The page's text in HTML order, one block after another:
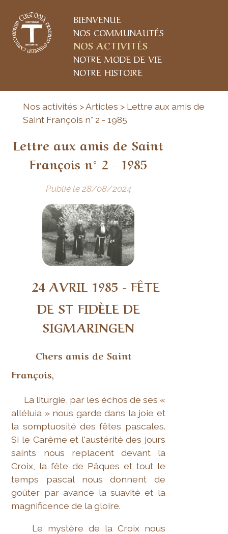
BIENVENUE
NOS COMMUNAUTÉS
NOS ACTIVITÉS
NOTRE MODE DE VIE
NOTRE HISTOIRE
Nos activités > Articles > Lettre aux amis de
Saint François n° 2 - 1985
Lettre aux amis de Saint
François n° 2 - 1985
Publié le 28/08/2024
24 AVRIL 1985 - FÊTE
DE ST FIDÈLE DE
SIGMARINGEN
Chers amis de Saint
François,
La liturgie, par les échos de ses «
alléluia » nous garde dans la joie et
la somptuosité des fêtes pascales.
Si le Carême et l'austérité des jours
saints nous replacent devant la
Croix, la fête de Pâques et tout le
temps pascal nous donnent de
goûter par avance la suavité et la
magnificence de la gloire.
Le mystère de la Croix nous